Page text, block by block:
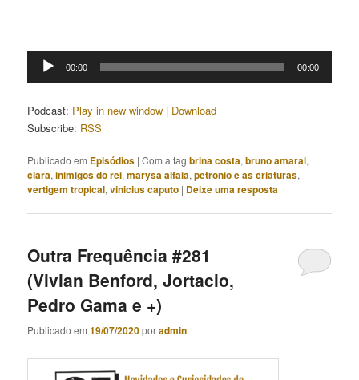
Tocador
00:00 00:00
Podcast: Play in new window | Download
Subscribe: RSS
Publicado em Episódios |Com a tagbrina costa,bruno amaral,
clara,inimigos do rei,marysa alfaia,petrônio e as criaturas,
vertigem tropical,vinicius caputo | Deixe uma resposta
Outra Frequência #281
(Vivian Benford, Jortacio,
Pedro Gama e +)
Publicado em19/07/2020poradmin